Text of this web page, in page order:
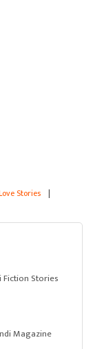
Stories |
Fiction Stories
Magazine